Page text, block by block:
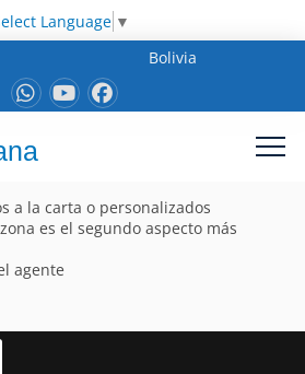
Language ▼
Bolivia
a la carta o personalizados
es el segundo aspecto más
agente